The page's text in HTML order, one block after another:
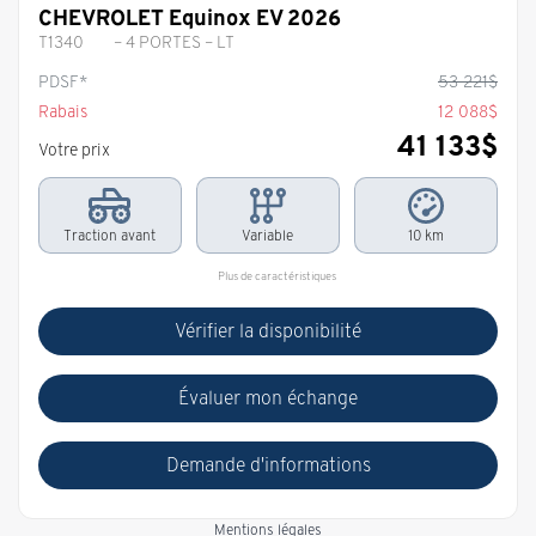
CHEVROLET Equinox EV 2026
T1340
– 4 PORTES – LT
PDSF*
53 221$
Rabais
12 088$
Votre prix
41 133$
Traction avant Variable 10 km
Plus de caractéristiques
Vérifier la disponibilité
Évaluer mon échange
Demande d'informations
Mentions légales